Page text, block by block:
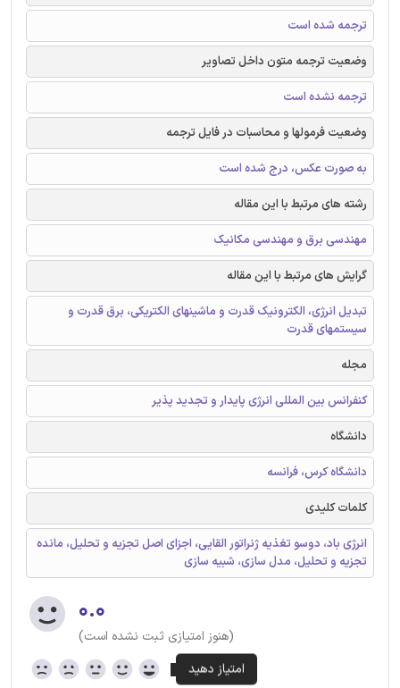
ترجمه شده است
وضعیت ترجمه متون داخل تصاویر
ترجمه نشده است
وضعیت فرمولها و محاسبات در فایل ترجمه
به صورت عکس، درج شده است
رشته های مرتبط با این مقاله
مهندسی برق و مهندسی مکانیک
گرایش های مرتبط با این مقاله
تبدیل انرژی، الکترونیک قدرت و ماشینهای الکتریکی، برق قدرت و
سیستمهای قدرت
مجله
کنفرانس بین المللی انرژی پایدار و تجدید پذیر
دانشگاه
دانشگاه کرس، فرانسه
کلمات کلیدی
انرژی باد، دوسو تغذیه ژنراتور القایی، اجزای اصل تجزیه و تحلیل، مانده
تجزیه و تحلیل، مدل سازی، شبیه سازی
۰.۰
(هنوز امتیازی ثبت نشده است)